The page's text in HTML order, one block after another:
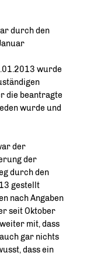
durch den
wurde
die beantragte
wurde und
der
der
durch den
gestellt
nach Angaben
seit Oktober
mit, dass
gar nichts
dass ein